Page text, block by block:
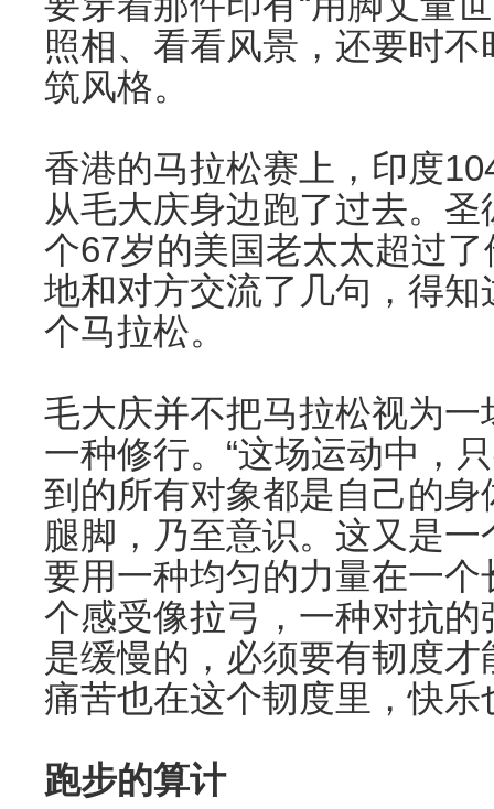
照相、看看风景，还要时
筑风格。
香港的马拉松赛上，印度
从毛大庆身边跑了过去。
个67岁的美国老太太超过
地和对方交流了几句，得
个马拉松。
毛大庆并不把马拉松视为
一种修行。“这场运动中，
到的所有对象都是自己的
腿脚，乃至意识。这又是
要用一种均匀的力量在一
个感受像拉弓，一种对抗
是缓慢的，必须要有韧度
痛苦也在这个韧度里，快乐
跑步的算计